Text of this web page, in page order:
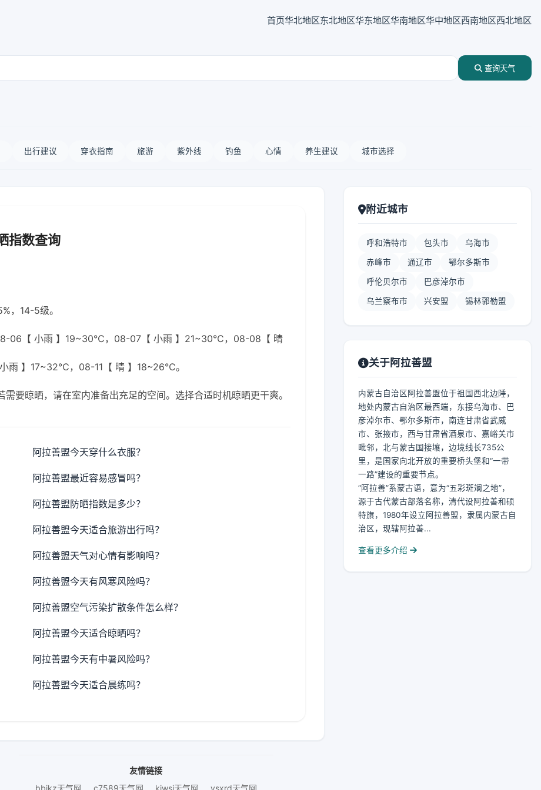
首页华北地区东北地区华东地区华南地区华中地区西南地区西北地区
查询天气
出行建议 穿衣指南 旅游 紫外线 钓鱼 心情 养生建议 城市选择
指数查询
，14-5级。
06【 小雨 】19~30℃，08-07【 小雨 】21~30℃，08-08【 晴
】17~32℃，08-11【 晴 】18~26℃。
要晾晒，请在室内准备出充足的空间。选择合适时机晾晒更干爽。
阿拉善盟今天穿什么衣服？
阿拉善盟最近容易感冒吗？
阿拉善盟防晒指数是多少？
阿拉善盟今天适合旅游出行吗？
阿拉善盟天气对心情有影响吗？
阿拉善盟今天有风寒风险吗？
阿拉善盟空气污染扩散条件怎么样？
阿拉善盟今天适合晾晒吗？
阿拉善盟今天有中暑风险吗？
阿拉善盟今天适合晨练吗？
附近城市
呼和浩特市 包头市 乌海市
赤峰市 通辽市 鄂尔多斯市
呼伦贝尔市 巴彦淖尔市
乌兰察布市 兴安盟 锡林郭勒盟
关于阿拉善盟
内蒙古自治区阿拉善盟位于祖国西北边陲，
地处内蒙古自治区最西端，东接乌海市、巴
彦淖尔市、鄂尔多斯市，南连甘肃省武威
市、张掖市，西与甘肃省酒泉市、嘉峪关市
毗邻，北与蒙古国接壤，边境线长735公
里，是国家向北开放的重要桥头堡和“一带
一路”建设的重要节点。
“阿拉善”系蒙古语，意为“五彩斑斓之地”，
源于古代蒙古部落名称，清代设阿拉善和硕
特旗，1980年设立阿拉善盟，隶属内蒙古自
治区，现辖阿拉善...
查看更多介绍
友情链接
bbjkz天气网
c7589天气网 kjwsj天气网 ysxrd天气网